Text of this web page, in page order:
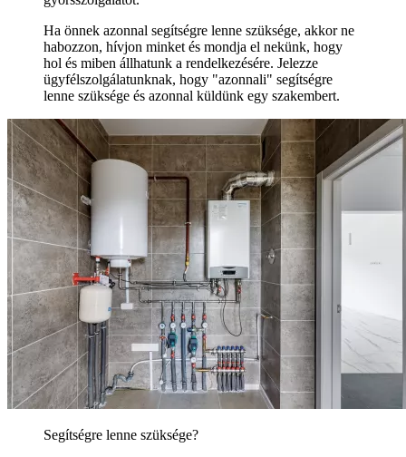
Ha önnek azonnal segítségre lenne szüksége, akkor ne
habozzon, hívjon minket és mondja el nekünk, hogy
hol és miben állhatunk a rendelkezésére. Jelezze
ügyfélszolgálatunknak, hogy "azonnali" segítségre
lenne szüksége és azonnal küldünk egy szakembert.
Segítségre lenne szüksége?